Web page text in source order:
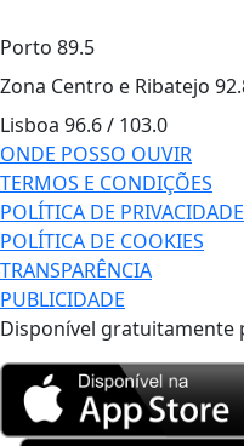
Porto 89.5
Zona Centro e Ribatejo
Lisboa 96.6 / 103.0
ONDE POSSO OUVIR
TERMOS E CONDIÇÕES
POLÍTICA DE PRIVACIDADE
POLÍTICA DE COOKIES
TRANSPARÊNCIA
PUBLICIDADE
Disponível gratuitamente